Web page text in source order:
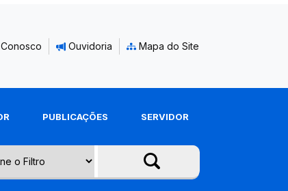
Ouvidoria Mapa do Site
PUBLICAÇÕES SERVIDOR